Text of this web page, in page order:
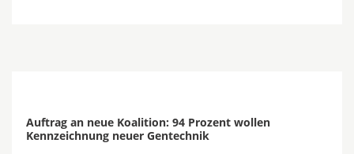
Auftrag an neue Koalition: 94 Prozent wollen
Kennzeichnung neuer Gentechnik